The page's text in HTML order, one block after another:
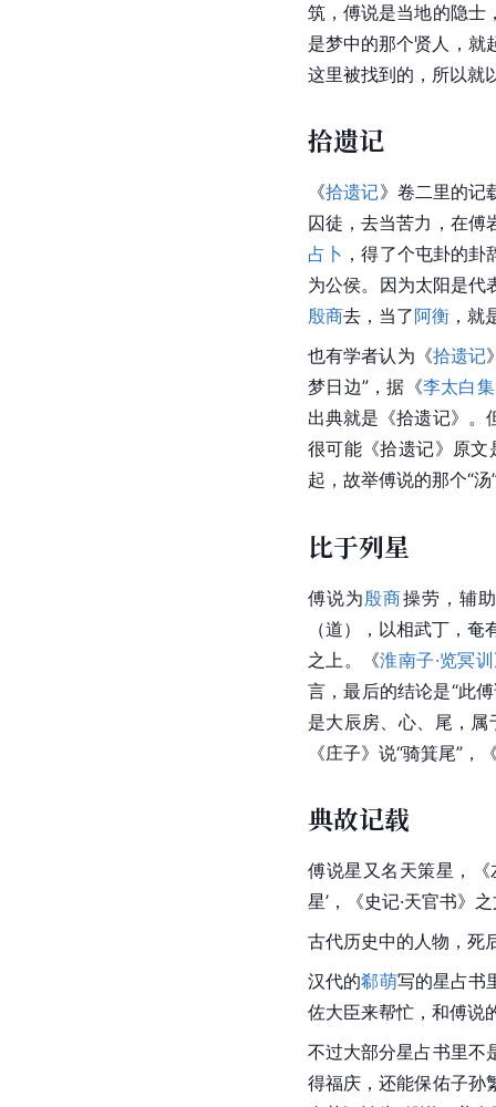
筑，傅说是当地的隐士
是梦中的那个贤人，就
这里被找到的，所以就
拾遗记
《拾遗记》卷二里的记
囚徒，去当苦力，在傅
占卜 ，得了个屯卦的
为公侯。因为太阳是代
殷商去，当了阿衡 ，
也有学者认为《拾遗记
梦日边”，据《李太白集
出典就是《拾遗记》。
很可能《拾遗记》原文
起，故举傅说的那个“汤
比于列星
傅说为殷商操劳，辅
（道），以相武丁，
之上。《淮南子·览冥训
言，最后的结论是“此
是大辰房、心、尾，属
《庄子》说“骑箕尾”，
典故记载
傅说星又名天策星，《
星’，《史记·天官书》
古代历史中的人物，死
汉代的郗萌写的星占书
佐大臣来帮忙，和傅说
不过大部分星占书里不
得福庆，还能保佑子孙